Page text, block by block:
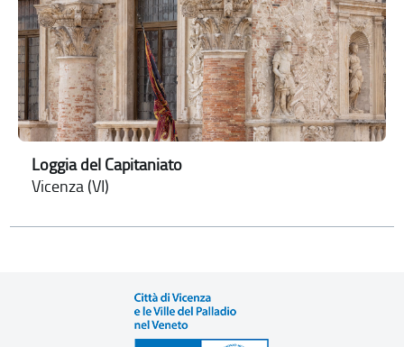
Loggia del Capitaniato
Vicenza (VI)